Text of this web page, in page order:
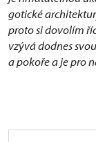
gotické
proto si dovolím
vzývá dodnes
a pokoře a je pro